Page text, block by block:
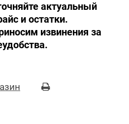
актуальный
и остатки.
извинения за